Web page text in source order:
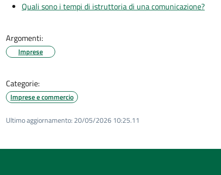
Quali sono i tempi di istruttoria di una comunicazione?
Argomenti:
Imprese
Categorie:
Imprese e commercio
Ultimo aggiornamento: 20/05/2026 10:25.11